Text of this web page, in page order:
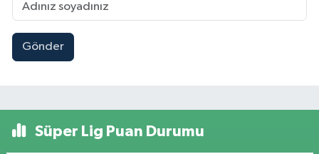
Gönder
Süper Lig Puan Durumu